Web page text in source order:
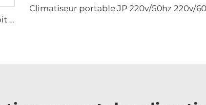
JP Système de Climatisation 24V sur le Toit Parking Climatisation Électrique 12v pour Camions